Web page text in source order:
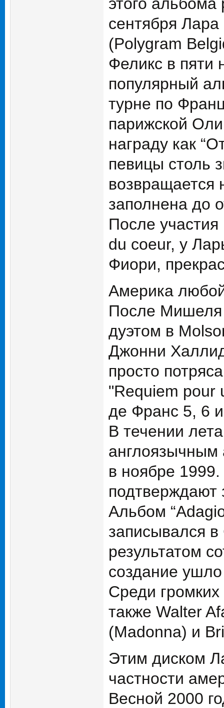
сентября Лара
(Polygram
Феликс в пяти
популярный
турне по
парижской
награду как
певицы столь
возвращается
заполнена до
После участия
du coeur, у
Фиори,
Америка
После Мишеля
дуэтом в
Джонни
просто
"Requiem pour
де Франс 5, 6
В течении
англоязычным
в ноябре
подтверждают
Альбом
записывался
результатом
создание
Среди
также Walter
(Madonna) и
Этим диском
частности
Весной 2000